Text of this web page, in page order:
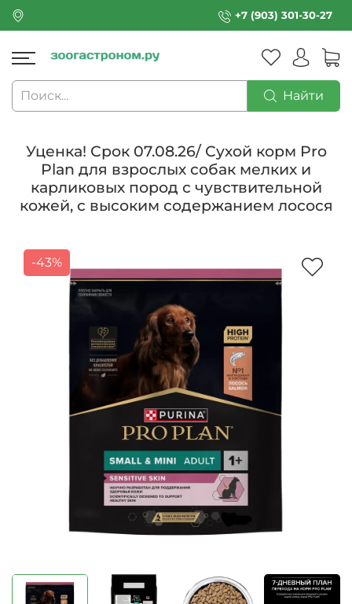
+7 (903) 301-30-27
Найти
Уценка! Срок 07.08.26/ Сухой корм Pro
Plan для взрослых собак мелких и
карликовых пород с чувствительной
кожей, с высоким содержанием лосося
-43%